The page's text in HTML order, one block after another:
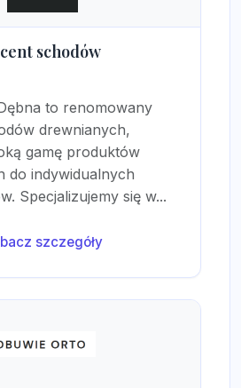
schodów
to renomowany
drewnianych,
gamę produktów
do indywidualnych
Specjalizujemy się w...
szczegóły